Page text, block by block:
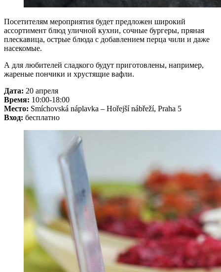
Посетителям мероприятия будет предложен широкий
ассортимент блюд уличной кухни, сочные бургеры, пряная
плескавица, острые блюда с добавлением перца чили и даже
насекомые.
А для любителей сладкого будут приготовлены, например,
жареные пончики и хрустящие вафли.
Дата: 20 апреля
Время: 10:00-18:00
Место: Smíchovská náplavka – Hořejší nábřeží, Praha 5
Вход: бесплатно